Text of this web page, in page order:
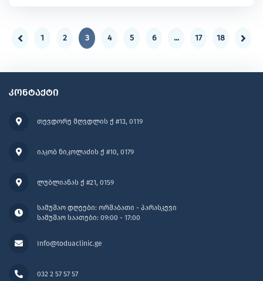
მიმოცვლისა და ენერგიის გამომუშავების
პროცესისთვის.
1 2 3 4 5 6 ... 17 18
კონტაქტი
თევდორე მღვდლის ქ #13, 0119
სამუშაო დღეები: ორშაბათი - პარასკევი
სამუშაო საათები: 09:00 - 17:00
იაკობ ნიკოლაძის ქ #10, 0179
Info@toduaclinic.ge
ლუბლიანას ქ #21, 0159
032 2 57 57 57